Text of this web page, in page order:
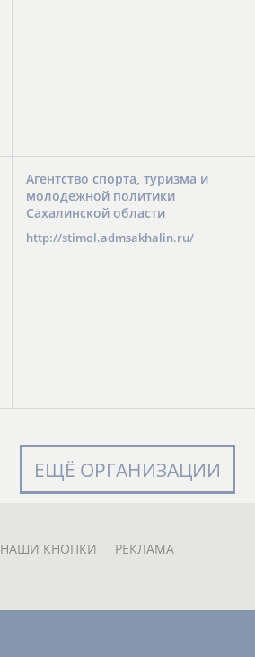
Агентство спорта, туризма и
молодежной политики
Сахалинской области
http://stimol.admsakhalin.ru/
ЕЩЁ ОРГАНИЗАЦИИ
НАШИ КНОПКИ РЕКЛАМА